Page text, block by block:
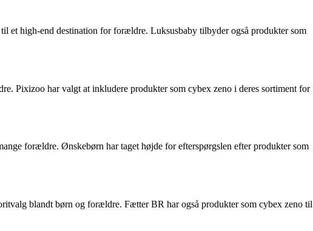
et high-end destination for forældre. Luksusbaby tilbyder også produkter som
Pixizoo har valgt at inkludere produkter som cybex zeno i deres sortiment for
forældre. Ønskebørn har taget højde for efterspørgslen efter produkter som
blandt børn og forældre. Fætter BR har også produkter som cybex zeno til